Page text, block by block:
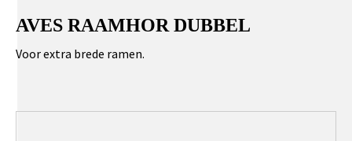
AVES RAAMHOR DUBBEL
Voor extra brede ramen.